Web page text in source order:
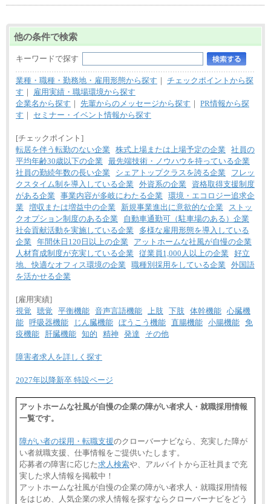
他の条件で検索
キーワードで探す
業種・職種・勤務地・雇用形態から探す ｜ チェックポイントから探
す ｜
雇用実績・職場環境から探す
企業名から探す ｜ 先輩からのメッセージから探す ｜ PR情報から探
す ｜ セミナー・イベント情報から探す
[チェックポイント]
転居を伴う転勤のない企業 株式上場または上場予定の企業 社員の
平均年齢30歳以下の企業 最先端技術・ノウハウを持っている企業
社員の勤続年数の長い企業
シェアトップクラスを誇る企業
フレッ
クスタイム制を導入している企業 外資系の企業
資格取得支援制度
がある企業 事業内容が多岐にわたる企業 環境・エコロジー追求企
業 増収または増益中の企業 新規事業進出に意欲的な企業
ストッ
クオプション制度のある企業
自動車通勤可（駐車場のある）企業
社会貢献活動を実施している企業
多様な雇用形態を導入している
企業 年間休日120日以上の企業
アットホームな社風が自慢の企業
人材育成制度が充実している企業 従業員1,000人以上の企業 好立
地、快適なオフィス環境の企業 職種別採用をしている企業 外国語
を活かせる企業
[雇用実績]
視覚
聴覚 平衡機能 音声言語機能 上肢 下肢 体幹機能 心臓機
能 呼吸器機能 じん臓機能 ぼうこう機能 直腸機能 小腸機能 免
疫機能
肝臓機能 知的 精神 発達 その他
障害者求人を詳しく探す
2027年以降新卒 特設ページ
アットホームな社風が自慢の企業の障がい者求人・就職採用情報
一覧です。
障がい者の採用・転職支援のクローバーナビなら、充実した障が
い者就職支援、仕事情報をご提供いたします。
応募者の障害に応じた求人検索や、アルバイトから正社員まで充
実した求人情報を掲載中！
アットホームな社風が自慢の企業の障がい者求人・就職採用情報
をはじめ、人気企業の求人情報を探すならクローバーナビをどう